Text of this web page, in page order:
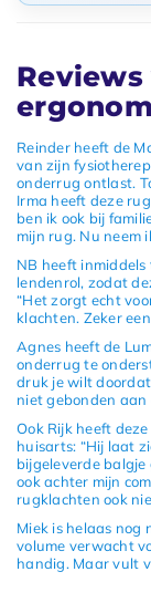
Meest
Nieuwste
Laagste prijs
Hoogste prijs
Reinder heeft de
van zijn
onderrug ontlast.
Irma heeft deze
ben ik ook bij
mijn rug. Nu neem
NB heeft
lendenrol, zodat
“Het zorgt echt
klachten. Zeker
Agnes heeft de
onderrug te
druk je wilt
niet gebonden aan
Ook Rijk heeft
huisarts: “Hij laat
bijgeleverde
ook achter mijn
rugklachten ook
Miek is helaas nog
volume verwacht
handig. Maar vult